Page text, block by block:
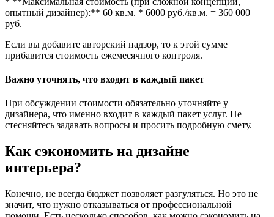
опытный дизайнер):** 60 кв.м. * 6000 руб./кв.м. = 360 000
руб.
Если вы добавите авторский надзор, то к этой сумме
прибавится стоимость ежемесячного контроля.
Важно уточнять, что входит в каждый пакет
При обсуждении стоимости обязательно уточняйте у
дизайнера, что именно входит в каждый пакет услуг. Не
стесняйтесь задавать вопросы и просить подробную смету.
Как сэкономить на дизайне
интерьера?
Конечно, не всегда бюджет позволяет разгуляться. Но это не
значит, что нужно отказываться от профессиональной